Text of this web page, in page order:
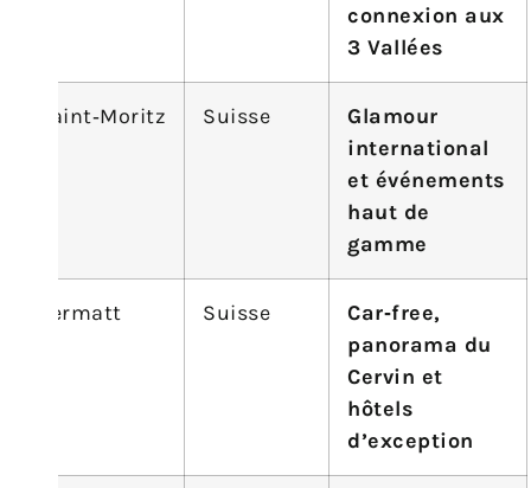
connexion aux
3 Vallées
Saint‑Moritz Suisse
Glamour
international
et événements
haut de
gamme
Zermatt Suisse
Car‑free,
panorama du
Cervin et
hôtels
d’exception